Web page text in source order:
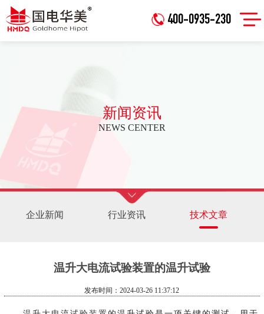
400-0935-230
新闻资讯
NEWS CENTER
企业新闻 行业资讯 技术文章
温升大电流试验装置的温升试验
发布时间：2024-03-26 11:37:12